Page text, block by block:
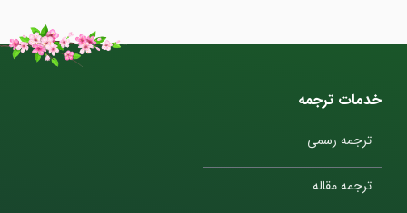
خدمات ترجمه
ترجمه رسمی
ترجمه مقاله